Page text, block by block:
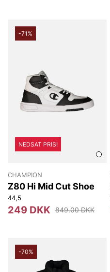
-71%
NEDSAT PRIS!
CHAMPION
Z80 Hi Mid Cut Shoe
44,5
249 DKK 849.00 DKK
-70%